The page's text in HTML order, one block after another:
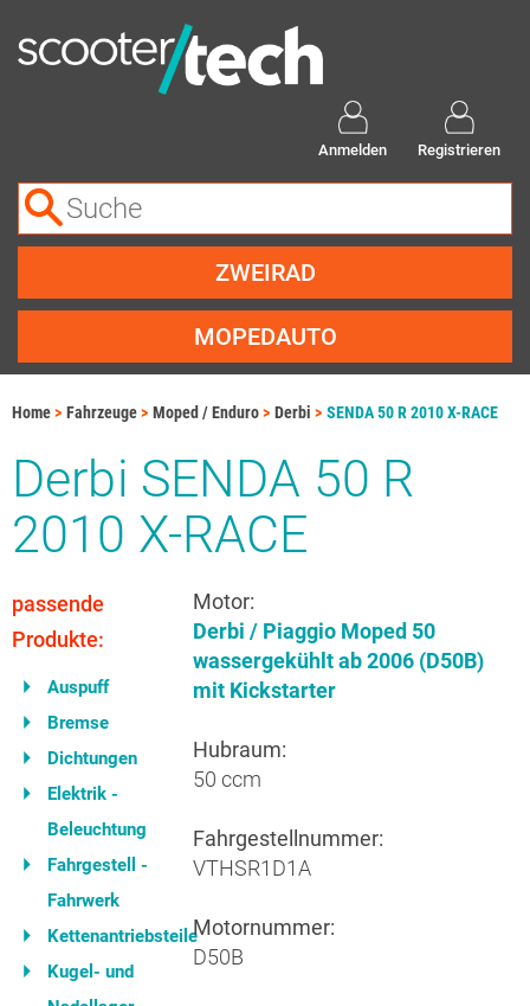
Anmelden Registrieren
ZWEIRAD
MOPEDAUTO
Home Fahrzeuge Moped / Enduro Derbi SENDA 50 R 2010 X-RACE
Derbi SENDA 50 R
2010 X-RACE
passende
Produkte:
Auspuff
Bremse
Dichtungen
Elektrik -
Beleuchtung
Fahrgestell -
Fahrwerk
Kettenantriebsteile
Kugel- und
Motor:
Derbi / Piaggio Moped 50
wassergekühlt ab 2006 (D50B)
mit Kickstarter
Hubraum:
50 ccm
Fahrgestellnummer:
VTHSR1D1A
Motornummer:
D50B